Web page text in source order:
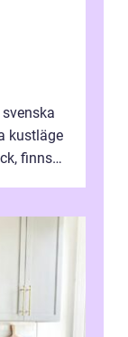
kustläge
finns